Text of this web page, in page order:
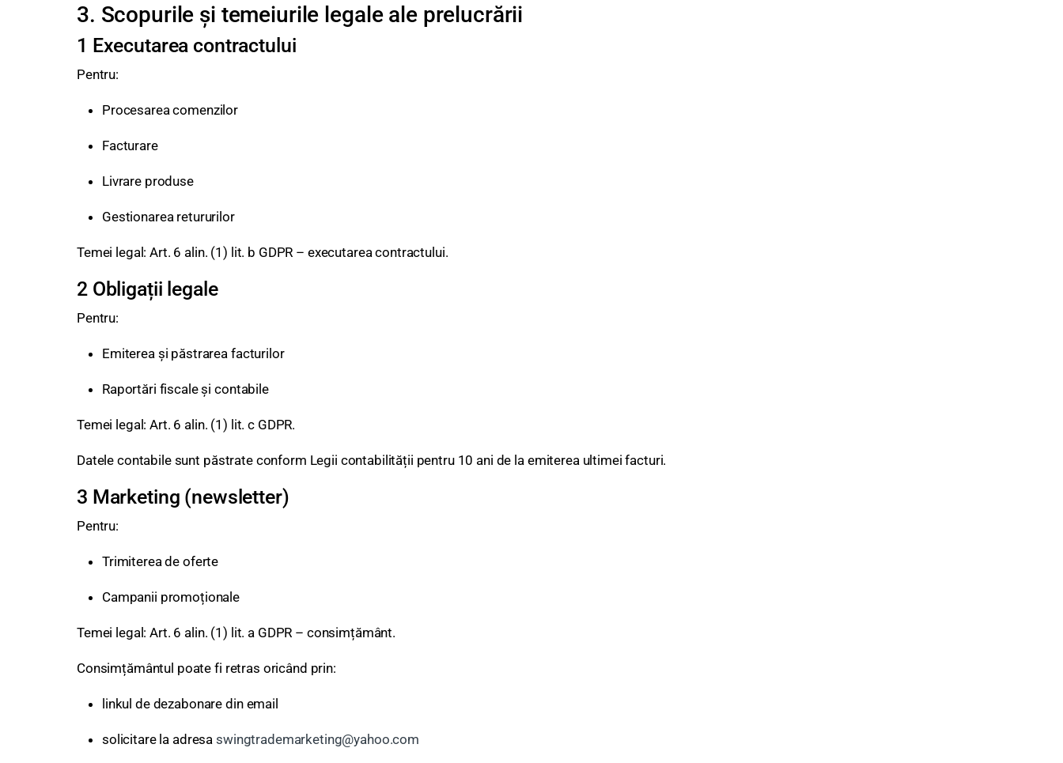
3. Scopurile și temeiurile legale ale prelucrării
1 Executarea contractului
Pentru:
Procesarea comenzilor
Facturare
Livrare produse
Gestionarea retururilor
Temei legal: Art. 6 alin. (1) lit. b GDPR – executarea contractului.
2 Obligații legale
Pentru:
Emiterea și păstrarea facturilor
Raportări fiscale și contabile
Temei legal: Art. 6 alin. (1) lit. c GDPR.
Datele contabile sunt păstrate conform Legii contabilității pentru 10 ani de la emiterea ultimei facturi.
3 Marketing (newsletter)
Pentru:
Trimiterea de oferte
Campanii promoționale
Temei legal: Art. 6 alin. (1) lit. a GDPR – consimțământ.
Consimțământul poate fi retras oricând prin:
linkul de dezabonare din email
solicitare la adresaswingtrademarketing@yahoo.com